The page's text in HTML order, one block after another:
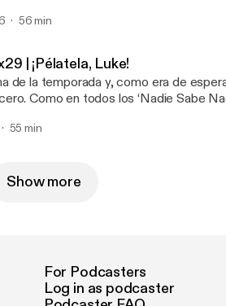
de compostura, un musical fallido,
“desbravados” para paliar el
https://wordskb.netlify.app/
56 min
| ¡Pélatela, Luke!
de la temporada y, como era de
Como en todos los ‘Nadie Sabe
y acaban metidos en una delirante
no ayudan nada (lo típico), el episodio
55 min
Show more
For Podcasters
Log in as podcaster